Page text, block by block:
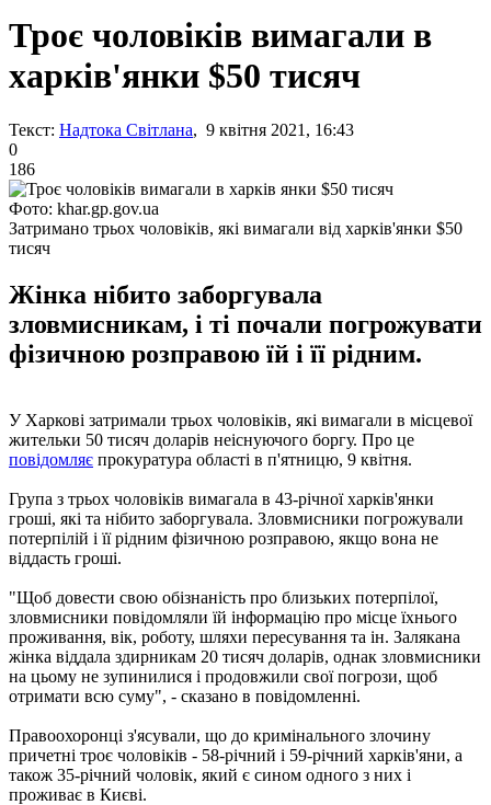
Троє чоловіків вимагали в
харків'янки $50 тисяч
Текст: Надтока Світлана, 9 квітня 2021, 16:43
0
186
Фото: khar.gp.gov.ua
Затримано трьох чоловіків, які вимагали від харків'янки $50
тисяч
Жінка нібито заборгувала
зловмисникам, і ті почали погрожувати
фізичною розправою їй і її рідним.
У Харкові затримали трьох чоловіків, які вимагали в місцевої
жительки 50 тисяч доларів неіснуючого боргу. Про це
повідомляє прокуратура області в п'ятницю, 9 квітня.
Група з трьох чоловіків вимагала в 43-річної харків'янки
гроші, які та нібито заборгувала. Зловмисники погрожували
потерпілій і її рідним фізичною розправою, якщо вона не
віддасть гроші.
"Щоб довести свою обізнаність про близьких потерпілої,
зловмисники повідомляли їй інформацію про місце їхнього
проживання, вік, роботу, шляхи пересування та ін. Залякана
жінка віддала здирникам 20 тисяч доларів, однак зловмисники
на цьому не зупинилися і продовжили свої погрози, щоб
отримати всю суму", - сказано в повідомленні.
Правоохоронці з'ясували, що до кримінального злочину
причетні троє чоловіків - 58-річний і 59-річний харків'яни, а
також 35-річний чоловік, який є сином одного з них і
проживає в Києві.